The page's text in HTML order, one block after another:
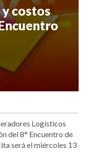
costos
Logísticos
del 8° Encuentro de
será el miércoles 13